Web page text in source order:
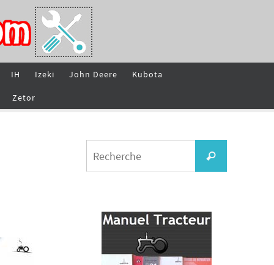
IH Izeki John Deere Kubota
Zetor
Recherche